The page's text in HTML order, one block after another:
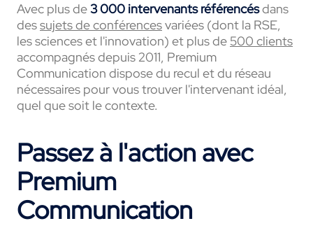
Avec plus de3 000 intervenants référencésdans
dessujets de conférencesvariées (dont la RSE,
les sciences et l'innovation) et plus de 500 clients
accompagnés depuis 2011, Premium
Communication dispose du recul et du réseau
nécessaires pour vous trouver l'intervenant idéal,
quel que soit le contexte.
Passez à l'action avec
Premium
Communication